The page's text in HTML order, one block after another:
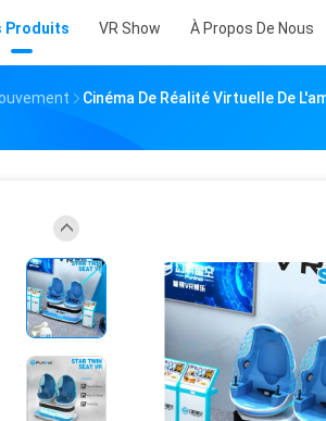
Produits VR Show À Propos De Nous
Cinéma De Réalité Virtuelle De